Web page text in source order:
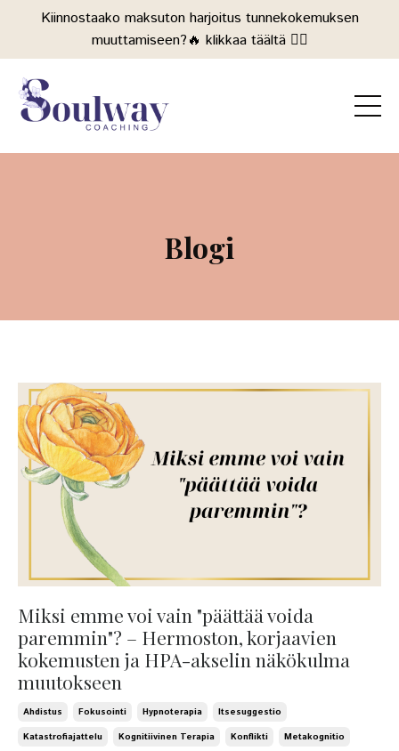
Kiinnostaako maksuton harjoitus tunnekokemuksen
muuttamiseen?🔥 klikkaa täältä 👉🏻
Blogi
Miksi emme voi vain "päättää voida
paremmin"? – Hermoston, korjaavien
kokemusten ja HPA-akselin näkökulma
muutokseen
Ahdistus Fokusointi Hypnoterapia
Itsesuggestio
Katastrofiajattelu
Kognitiivinen Terapia Konflikti
Metakognitio